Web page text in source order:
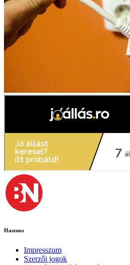
Hasznos
Impresszum
Szerzői jogok